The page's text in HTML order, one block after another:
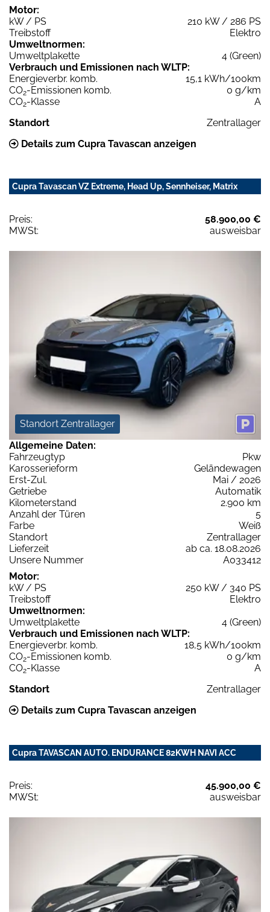
Motor:
kW / PS
210 kW / 286 PS
Treibstoff
Elektro
Umweltnormen:
Umweltplakette
4 (Green)
Verbrauch und Emissionen nach WLTP:
Energieverbr. komb.
15,1 kWh/100km
CO2-Emissionen komb.
0 g/km
CO2-Klasse
A
Standort
Zentrallager
Details zum Cupra Tavascan anzeigen
Cupra Tavascan VZ Extreme, Head Up, Sennheiser, Matrix
Preis:
58.900,00 €
MWSt:
ausweisbar
Standort Zentrallager
Allgemeine Daten:
Fahrzeugtyp
Pkw
Karosserieform
Geländewagen
Erst-Zul.
Mai / 2026
Getriebe
Automatik
Kilometerstand
2.900 km
Anzahl der Türen
5
Farbe
Weiß
Standort
Zentrallager
Lieferzeit
ab ca. 18.08.2026
Unsere Nummer
A033412
Motor:
kW / PS
250 kW / 340 PS
Treibstoff
Elektro
Umweltnormen:
Umweltplakette
4 (Green)
Verbrauch und Emissionen nach WLTP:
Energieverbr. komb.
18,5 kWh/100km
CO2-Emissionen komb.
0 g/km
CO2-Klasse
A
Standort
Zentrallager
Details zum Cupra Tavascan anzeigen
Cupra TAVASCAN AUTO. ENDURANCE 82KWH NAVI ACC
Preis:
45.900,00 €
MWSt:
ausweisbar